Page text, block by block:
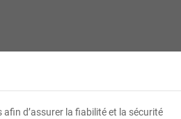
d’assurer la fiabilité et la sécurité